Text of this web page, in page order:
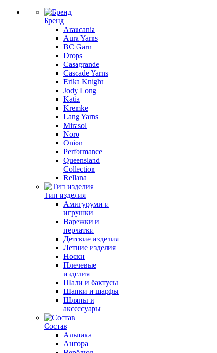
Бренд
Araucania
Aura Yarns
BC Garn
Drops
Casagrande
Cascade Yarns
Erika Knight
Jody Long
Katia
Kremke
Lang Yarns
Mirasol
Noro
Onion
Performance
Queensland
Collection
Rellana
Тип изделия
Амигуруми и
игрушки
Варежки и
перчатки
Детские изделия
Летние изделия
Носки
Плечевые
изделия
Шали и бактусы
Шапки и шарфы
Шляпы и
аксессуары
Состав
Альпака
Ангора